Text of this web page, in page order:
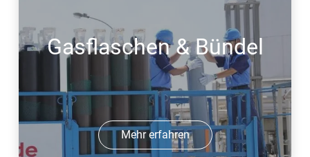
Gasflaschen & Bündel
Mehr erfahren